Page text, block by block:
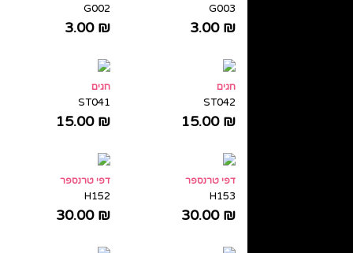
G003
3.00 ₪
G002
3.00 ₪
חגים
ST042
15.00 ₪
חגים
ST041
15.00 ₪
דפי טרנספר
H153
30.00 ₪
דפי טרנספר
H152
30.00 ₪